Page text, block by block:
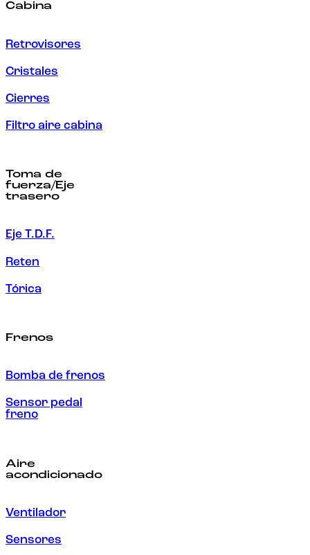
Cabina
Retrovisores
Cristales
Cierres
Filtro aire cabina
Toma de
fuerza/Eje
trasero
Eje T.D.F.
Reten
Tórica
Frenos
Bomba de frenos
Sensor pedal
freno
Aire
acondicionado
Ventilador
Sensores